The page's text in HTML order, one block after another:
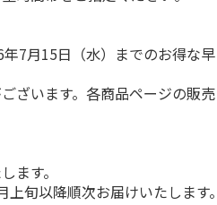
7月15日（水）までのお得な早
ざいます。各商品ページの販売
ます。
旬以降順次お届けいたします。